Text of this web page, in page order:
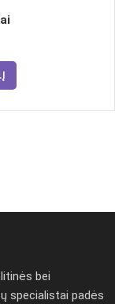
bei
specialistai padės